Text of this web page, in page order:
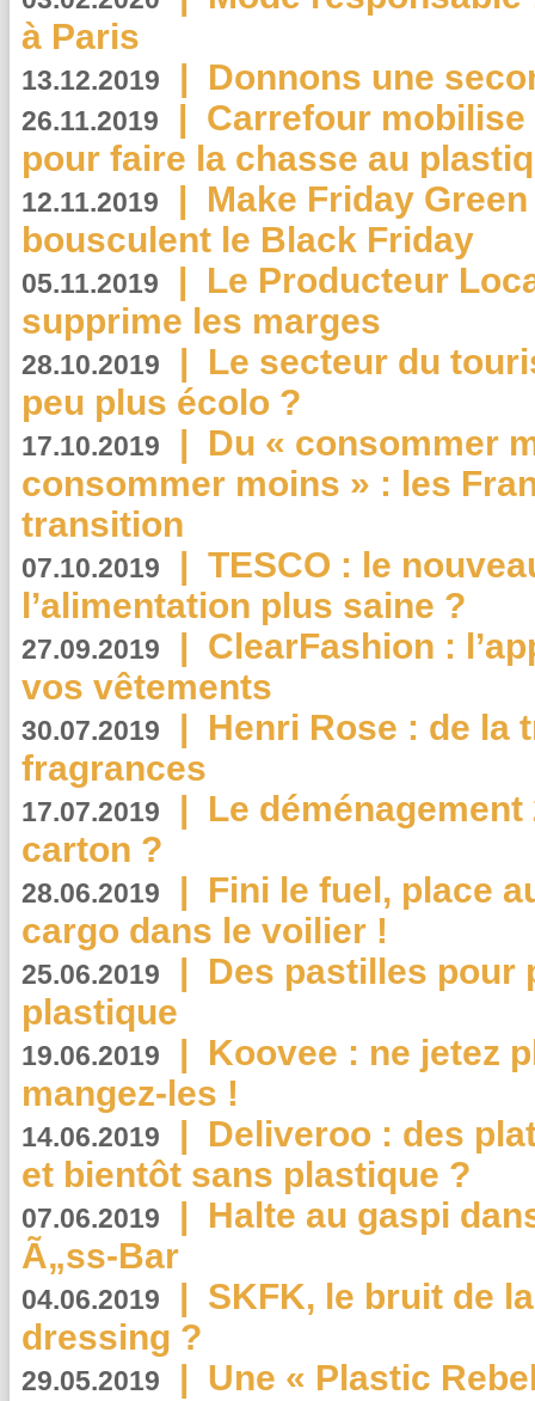
à Paris
13.12.2019 | Donnons une
26.11.2019 | Carrefour
pour faire la chasse au
12.11.2019 | Make Friday
bousculent le Black Friday
05.11.2019 | Le Producteur
supprime les marges
28.10.2019 | Le secteur du
peu plus écolo ?
17.10.2019 | Du « consommer
consommer moins » : les
transition
07.10.2019 | TESCO : le
l’alimentation plus saine ?
27.09.2019 | ClearFashion :
vos vêtements
30.07.2019 | Henri Rose : de la
fragrances
17.07.2019 | Le
carton ?
28.06.2019 | Fini le fuel, place
cargo dans le voilier !
25.06.2019 | Des pastilles pour
plastique
19.06.2019 | Koovee : ne jetez
mangez-les !
14.06.2019 | Deliveroo : des
et bientôt sans plastique ?
07.06.2019 | Halte au gaspi
Ã„ss-Bar
04.06.2019 | SKFK, le bruit de
dressing ?
29.05.2019 | Une « Plastic